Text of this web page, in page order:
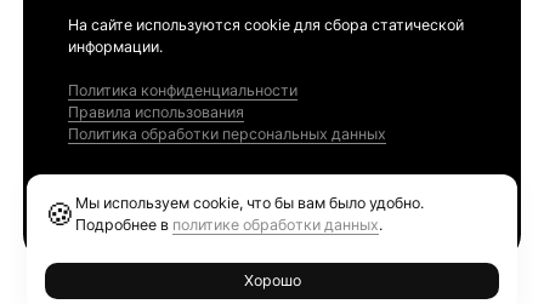
На сайте используются cookie для сбора статической
информации.
Политика конфиденциальности
Правила использования
Политика обработки персональных данных
🍪 Мы используем cookie, что бы вам было удобно.
Подробнее в политике обработки данных.
Хорошо
Ethereum GAS Tracker